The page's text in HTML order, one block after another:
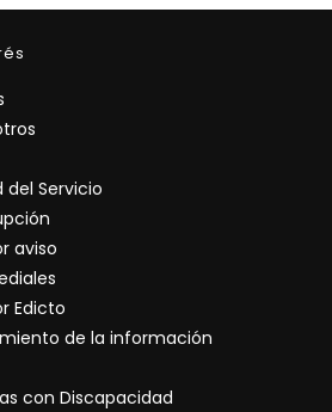
Servicio
aviso
Edicto
de la información
con Discapacidad